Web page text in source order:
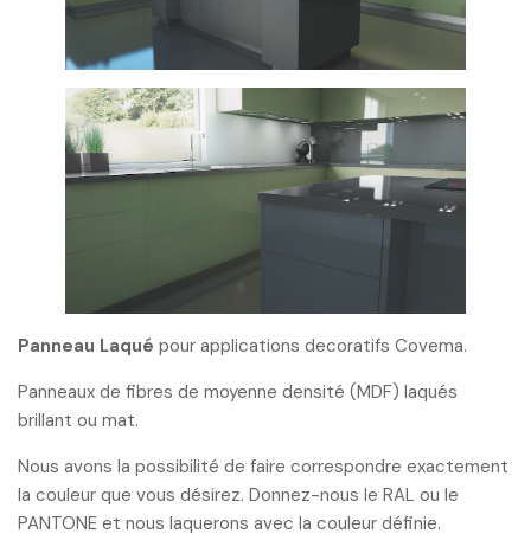
Panneau Laqué pour applications decoratifs Covema.
Panneaux de fibres de moyenne densité (MDF) laqués
brillant ou mat.
Nous avons la possibilité de faire correspondre exactement
la couleur que vous désirez. Donnez-nous le RAL ou le
PANTONE et nous laquerons avec la couleur définie.